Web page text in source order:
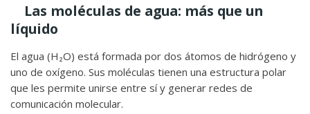
Las moléculas de agua: más que un
líquido
El agua (H₂O) está formada por dos átomos de hidrógeno y
uno de oxígeno. Sus moléculas tienen una estructura polar
que les permite unirse entre sí y generar redes de
comunicación molecular.